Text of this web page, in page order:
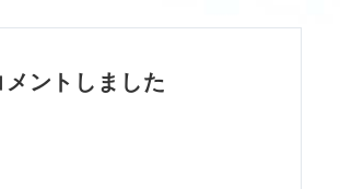
。
ズの違いを理解し、徹底した
れる。
ントしました